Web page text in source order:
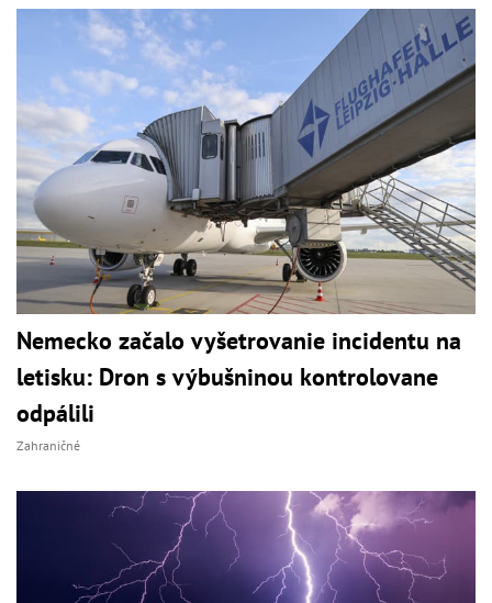
Nemecko začalo vyšetrovanie incidentu na
letisku: Dron s výbušninou kontrolovane
odpálili
Zahraničné